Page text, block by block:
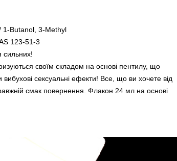
1-Butanol, 3-Methyl
123-51-3
сильних!
своїм складом на основі пентилу, що
вибухові сексуальні ефекти! Все, що ви хочете від
смак повернення. Флакон 24 мл на основі